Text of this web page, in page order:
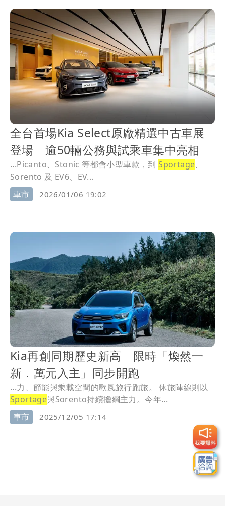
全台首場Kia Select原廠精選中古車展
登場 逾50輛公務與試乘車集中亮相
...Picanto、Stonic 等都會小型車款，到 Sportage、
Sorento 及 EV6、EV...
車市
2026/01/06 19:02
Kia再創同期歷史新高 限時「煥然一
新．萬元入主」同步開跑
...力、節能與乘載空間的歐風旅行跑旅。 休旅陣線則以
Sportage與Sorento持續擔綱主力。今年...
車市
2025/12/05 17:14